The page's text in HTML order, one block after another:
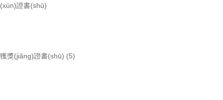
(xùn)證書(shū)
獲獎(jiǎng)證書(shū) (5)